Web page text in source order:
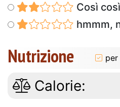
Così così
hmmm,
Nutrizione
Calorie: